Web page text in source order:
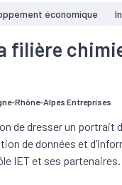
économique
filière
Rhône-Alpes Entreprises
de dresser un portrait
de données et
IET et ses partenaires.